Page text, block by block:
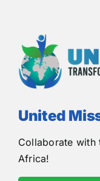
United
Collaborate with
Africa!